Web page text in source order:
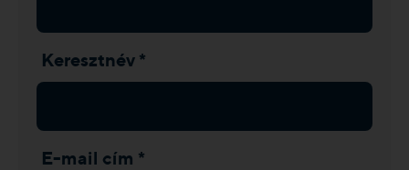
Keresztnév *
E-mail cím *